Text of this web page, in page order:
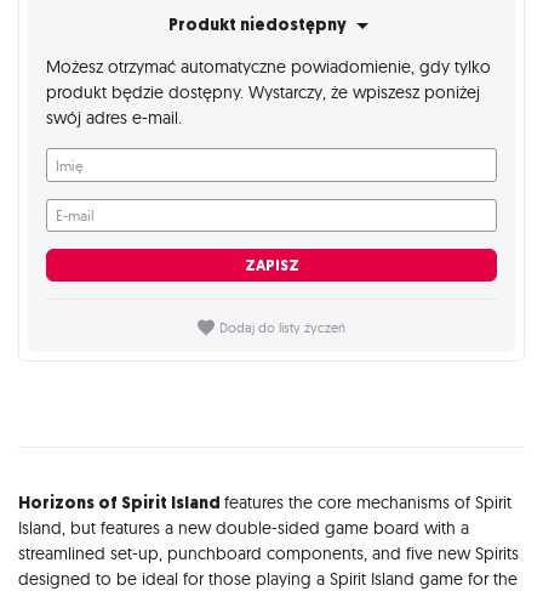
Produkt niedostępny
Możesz otrzymać automatyczne powiadomienie, gdy tylko
produkt będzie dostępny. Wystarczy, że wpiszesz poniżej
swój adres e-mail.
Imię
E-mail
ZAPISZ
Dodaj do listy życzeń
Opis
Horizons of Spirit Island features the core mechanisms of Spirit
Island, but features a new double-sided game board with a
streamlined set-up, punchboard components, and five new Spirits
designed to be ideal for those playing a Spirit Island game for the